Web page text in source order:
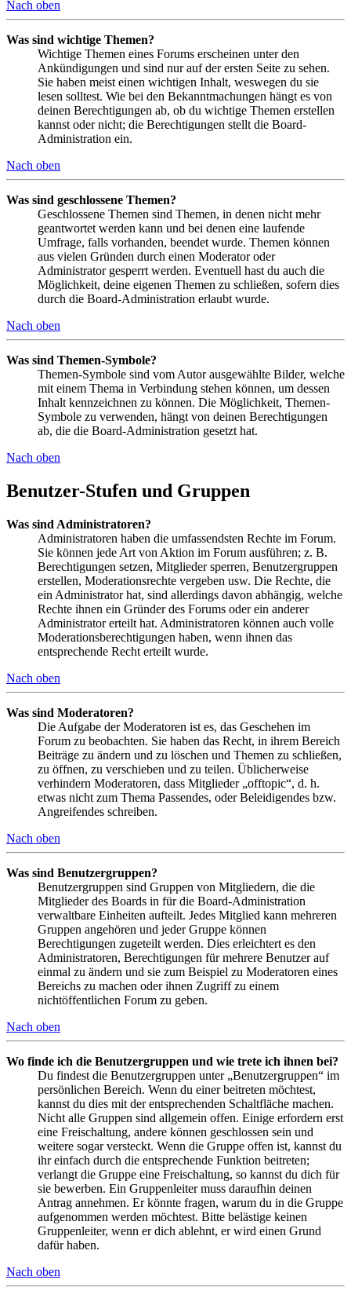
Nach oben
Was sind wichtige Themen?
Wichtige Themen eines Forums erscheinen unter den
Ankündigungen und sind nur auf der ersten Seite zu sehen.
Sie haben meist einen wichtigen Inhalt, weswegen du sie
lesen solltest. Wie bei den Bekanntmachungen hängt es von
deinen Berechtigungen ab, ob du wichtige Themen erstellen
kannst oder nicht; die Berechtigungen stellt die Board-
Administration ein.
Nach oben
Was sind geschlossene Themen?
Geschlossene Themen sind Themen, in denen nicht mehr
geantwortet werden kann und bei denen eine laufende
Umfrage, falls vorhanden, beendet wurde. Themen können
aus vielen Gründen durch einen Moderator oder
Administrator gesperrt werden. Eventuell hast du auch die
Möglichkeit, deine eigenen Themen zu schließen, sofern dies
durch die Board-Administration erlaubt wurde.
Nach oben
Was sind Themen-Symbole?
Themen-Symbole sind vom Autor ausgewählte Bilder, welche
mit einem Thema in Verbindung stehen können, um dessen
Inhalt kennzeichnen zu können. Die Möglichkeit, Themen-
Symbole zu verwenden, hängt von deinen Berechtigungen
ab, die die Board-Administration gesetzt hat.
Nach oben
Benutzer-Stufen und Gruppen
Was sind Administratoren?
Administratoren haben die umfassendsten Rechte im Forum.
Sie können jede Art von Aktion im Forum ausführen; z. B.
Berechtigungen setzen, Mitglieder sperren, Benutzergruppen
erstellen, Moderationsrechte vergeben usw. Die Rechte, die
ein Administrator hat, sind allerdings davon abhängig, welche
Rechte ihnen ein Gründer des Forums oder ein anderer
Administrator erteilt hat. Administratoren können auch volle
Moderationsberechtigungen haben, wenn ihnen das
entsprechende Recht erteilt wurde.
Nach oben
Was sind Moderatoren?
Die Aufgabe der Moderatoren ist es, das Geschehen im
Forum zu beobachten. Sie haben das Recht, in ihrem Bereich
Beiträge zu ändern und zu löschen und Themen zu schließen,
zu öffnen, zu verschieben und zu teilen. Üblicherweise
verhindern Moderatoren, dass Mitglieder „offtopic“, d. h.
etwas nicht zum Thema Passendes, oder Beleidigendes bzw.
Angreifendes schreiben.
Nach oben
Was sind Benutzergruppen?
Benutzergruppen sind Gruppen von Mitgliedern, die die
Mitglieder des Boards in für die Board-Administration
verwaltbare Einheiten aufteilt. Jedes Mitglied kann mehreren
Gruppen angehören und jeder Gruppe können
Berechtigungen zugeteilt werden. Dies erleichtert es den
Administratoren, Berechtigungen für mehrere Benutzer auf
einmal zu ändern und sie zum Beispiel zu Moderatoren eines
Bereichs zu machen oder ihnen Zugriff zu einem
nichtöffentlichen Forum zu geben.
Nach oben
Wo finde ich die Benutzergruppen und wie trete ich ihnen bei?
Du findest die Benutzergruppen unter „Benutzergruppen“ im
persönlichen Bereich. Wenn du einer beitreten möchtest,
kannst du dies mit der entsprechenden Schaltfläche machen.
Nicht alle Gruppen sind allgemein offen. Einige erfordern erst
eine Freischaltung, andere können geschlossen sein und
weitere sogar versteckt. Wenn die Gruppe offen ist, kannst du
ihr einfach durch die entsprechende Funktion beitreten;
verlangt die Gruppe eine Freischaltung, so kannst du dich für
sie bewerben. Ein Gruppenleiter muss daraufhin deinen
Antrag annehmen. Er könnte fragen, warum du in die Gruppe
aufgenommen werden möchtest. Bitte belästige keinen
Gruppenleiter, wenn er dich ablehnt, er wird einen Grund
dafür haben.
Nach oben